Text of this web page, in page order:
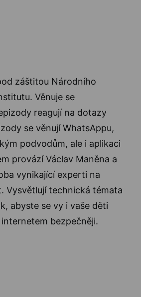
záštitou Národního
Věnuje se
reagují na dotazy
se věnují WhatsAppu,
podvodům, ale i aplikaci
provází Václav Maněna a
vynikající experti na
Vysvětlují technická témata
abyste se vy i vaše děti
bezpečněji.